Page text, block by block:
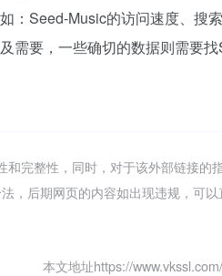
：Seed-Music的访问速度、搜
需要，一些确切的数据则需要
完整性，同时，对于该外部链接的
，后期网页的内容如出现违规，可
本文地址https://